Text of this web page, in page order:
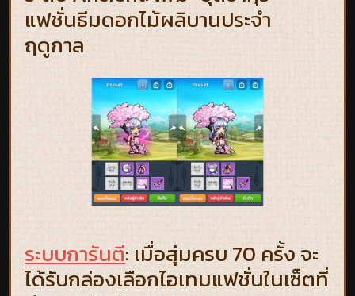
แฟชั่นธีมดอกไม้ผลิบานประจำ
ฤดูกาล
ระบบการันตี: เมื่อสุ่มครบ 70 ครั้ง จะ
ได้รับกล่องเลือกไอเทมแฟชั่นในเซ็ตที่